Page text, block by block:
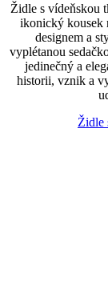
Židle s vídeňskou
ikonický kousek
designem a
vyplétanou
jedinečný a
historii, vznik a
Židle